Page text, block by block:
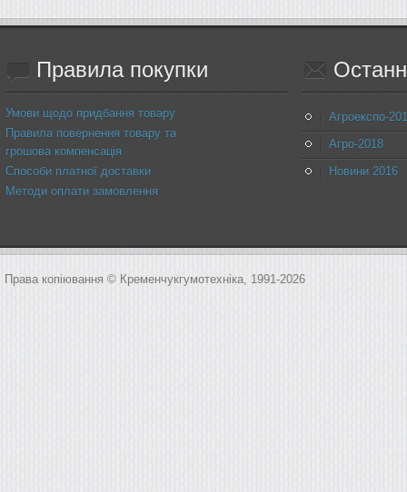
Правилапокупки
Умови щодо придбання товару
Правила повернення товару та
грошова компенсація
Способи платної доставки
Методи оплати замовлення
Агроекспо-
Агро-2018
Новини 2016
Права копіювання © Кременчукгумотехніка, 1991-2026